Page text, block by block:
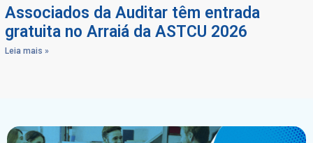
Associados da Auditar têm entrada
gratuita no Arraiá da ASTCU 2026
Leia mais »